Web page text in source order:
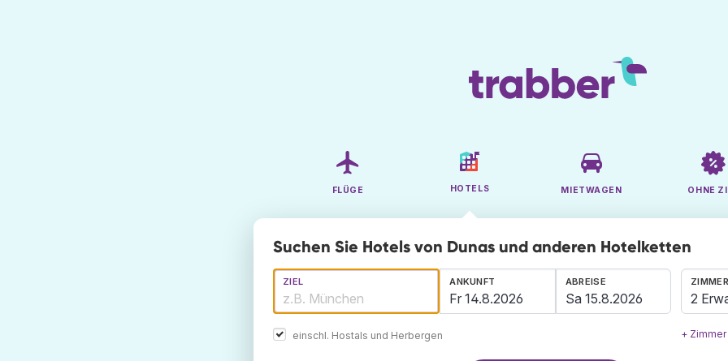
FLÜGE HOTELS MIETWAGEN OHNE
Suchen Sie Hotels von Dunas und anderen Hotelketten
ZIEL
einschl. Hostals und Herbergen
ANKUNFT ABREISE
2
+